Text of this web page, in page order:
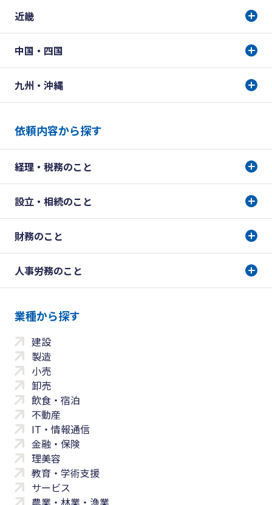
近畿
中国・四国
九州・沖縄
依頼内容から探す
経理・税務のこと
設立・相続のこと
財務のこと
人事労務のこと
業種から探す
建設
製造
小売
卸売
飲食・宿泊
不動産
IT・情報通信
金融・保険
理美容
教育・学術支援
サービス
農業・林業・漁業